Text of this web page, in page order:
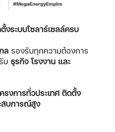
งระบบโซลาร์เซลล์ครบ
ล รองรับทุกความต้องการ
บ ธุรกิจ โรงงาน และ
งการทั่วประเทศติดตั้ง
สบการณ์สูง